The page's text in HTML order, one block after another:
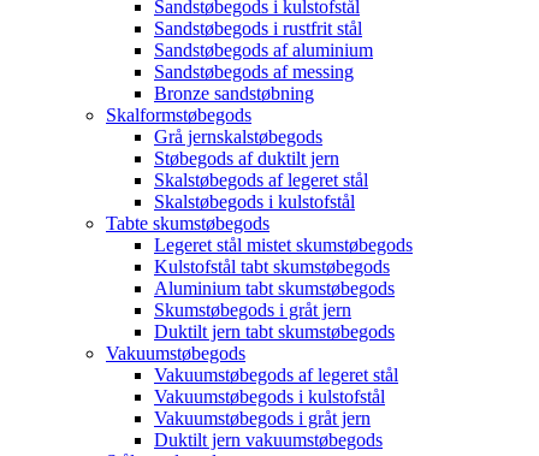
Sandstøbegods i kulstofstål
Sandstøbegods i rustfrit stål
Sandstøbegods af aluminium
Sandstøbegods af messing
Bronze sandstøbning
Skalformstøbegods
Grå jernskalstøbegods
Støbegods af duktilt jern
Skalstøbegods af legeret stål
Skalstøbegods i kulstofstål
Tabte skumstøbegods
Legeret stål mistet skumstøbegods
Kulstofstål tabt skumstøbegods
Aluminium tabt skumstøbegods
Skumstøbegods i gråt jern
Duktilt jern tabt skumstøbegods
Vakuumstøbegods
Vakuumstøbegods af legeret stål
Vakuumstøbegods i kulstofstål
Vakuumstøbegods i gråt jern
Duktilt jern vakuumstøbegods